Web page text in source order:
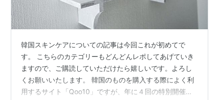
韓国スキンケアについての記事は今回これが初めてで
す。 こちらのカテゴリーもどんどんレポしてあげていき
ますので、ご購読していただけたら嬉しいです。よろし
くお願いいたします。 韓国のものを購入する際によく利
用するサイト「Qoo10」ですが、年に４回の特別開催さ